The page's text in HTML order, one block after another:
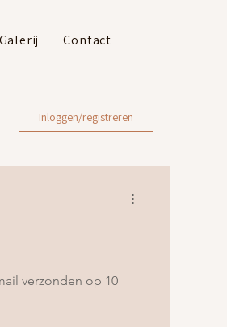
Galerij Contact
Inloggen/registreren
verzonden op 10